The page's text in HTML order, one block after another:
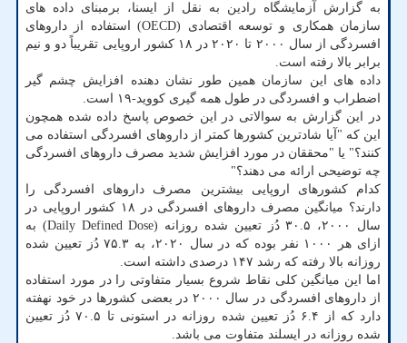
به گزارش آزمایشگاه رادین به نقل از ایسنا، برمبنای داده های
سازمان همکاری و توسعه اقتصادی (OECD) استفاده از داروهای
افسردگی از سال ۲۰۰۰ تا ۲۰۲۰ در ۱۸ کشور اروپایی تقریباً دو و نیم
برابر بالا رفته است.
داده های این سازمان همین طور نشان دهنده افزایش چشم گیر
اضطراب و افسردگی در طول همه گیری کووید-۱۹ است.
در این گزارش به سوالاتی در این خصوص پاسخ داده شده همچون
این که "آیا شادترین کشورها کمتر از داروهای افسردگی استفاده می
کنند؟" یا "محققان در مورد افزایش شدید مصرف داروهای افسردگی
چه توضیحی ارائه می دهند؟"
کدام کشورهای اروپایی بیشترین مصرف داروهای افسردگی را
دارند؟ میانگین مصرف داروهای افسردگی در ۱۸ کشور اروپایی در
سال ۲۰۰۰، ۳۰.۵ دُز تعیین شده روزانه (Daily Defined Dose) به
ازای هر ۱۰۰۰ نفر بوده که در سال ۲۰۲۰، به ۷۵.۳ دُز تعیین شده
روزانه بالا رفته که رشد ۱۴۷ درصدی داشته است.
اما این میانگین کلی نقاط شروع بسیار متفاوتی را در مورد استفاده
از داروهای افسردگی در سال ۲۰۰۰ در بعضی کشورها در خود نهفته
دارد که از ۶.۴ دُز تعیین شده روزانه در استونی تا ۷۰.۵ دُز تعیین
شده روزانه در ایسلند متفاوت می باشد.